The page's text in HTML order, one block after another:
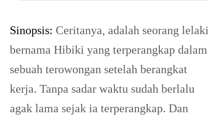
Sinopsis: Ceritanya, adalah seorang lelaki
bernama Hibiki yang terperangkap dalam
sebuah terowongan setelah berangkat
kerja. Tanpa sadar waktu sudah berlalu
agak lama sejak ia terperangkap. Dan